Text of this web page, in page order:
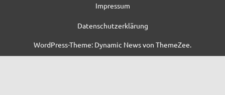
Impressum
Datenschutzerklärung
WordPress-Theme: Dynamic News von ThemeZee.